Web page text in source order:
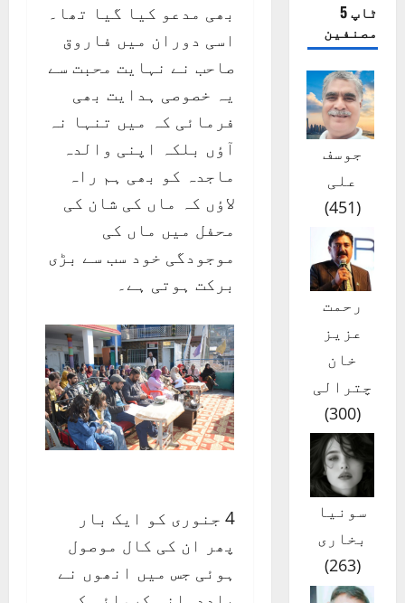
بھی مدعو کیا گیا تھا۔
اسی دوران میں فاروق
صاحب نے نہایت محبت سے
یہ خصوصی ہدایت بھی
فرمائی کہ میں تنہا نہ
آؤں بلکہ اپنی والدہ
ماجدہ کو بھی ہم راہ
لاؤں کہ ماں کی شان کی
محفل میں ماں کی
موجودگی خود سب سے بڑی
برکت ہوتی ہے۔
4 جنوری کو ایک بار
پھر ان کی کال موصول
ہوئی جس میں انھوں نے
ٹاپ 5
مصنفین
جوسف
علی
(
451
)
رحمت
عزیز
خان
چترالی
(
300
)
سونیا
بخاری
(
263
)